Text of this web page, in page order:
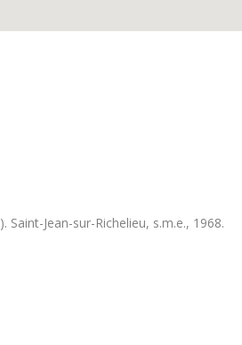
Saint-Jean-sur-Richelieu, s.m.e., 1968.